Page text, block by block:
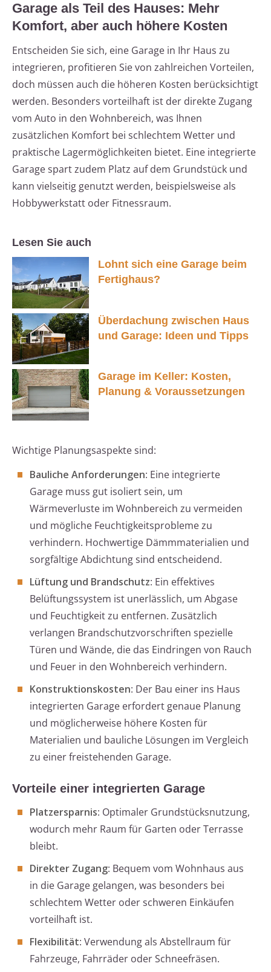
Garage als Teil des Hauses: Mehr
Komfort, aber auch höhere Kosten
Entscheiden Sie sich, eine Garage in Ihr Haus zu
integrieren, profitieren Sie von zahlreichen Vorteilen,
doch müssen auch die höheren Kosten berücksichtigt
werden. Besonders vorteilhaft ist der direkte Zugang
vom Auto in den Wohnbereich, was Ihnen
zusätzlichen Komfort bei schlechtem Wetter und
praktische Lagermöglichkeiten bietet. Eine integrierte
Garage spart zudem Platz auf dem Grundstück und
kann vielseitig genutzt werden, beispielsweise als
Hobbywerkstatt oder Fitnessraum.
Lesen Sie auch
Lohnt sich eine Garage beim
Fertighaus?
Überdachung zwischen Haus
und Garage: Ideen und Tipps
Garage im Keller: Kosten,
Planung & Voraussetzungen
Wichtige Planungsaspekte sind:
Bauliche Anforderungen: Eine integrierte
Garage muss gut isoliert sein, um
Wärmeverluste im Wohnbereich zu vermeiden
und mögliche Feuchtigkeitsprobleme zu
verhindern. Hochwertige Dämmmaterialien und
sorgfältige Abdichtung sind entscheidend.
Lüftung und Brandschutz: Ein effektives
Belüftungssystem ist unerlässlich, um Abgase
und Feuchtigkeit zu entfernen. Zusätzlich
verlangen Brandschutzvorschriften spezielle
Türen und Wände, die das Eindringen von Rauch
und Feuer in den Wohnbereich verhindern.
Konstruktionskosten: Der Bau einer ins Haus
integrierten Garage erfordert genaue Planung
und möglicherweise höhere Kosten für
Materialien und bauliche Lösungen im Vergleich
zu einer freistehenden Garage.
Vorteile einer integrierten Garage
Platzersparnis: Optimaler Grundstücksnutzung,
wodurch mehr Raum für Garten oder Terrasse
bleibt.
Direkter Zugang: Bequem vom Wohnhaus aus
in die Garage gelangen, was besonders bei
schlechtem Wetter oder schweren Einkäufen
vorteilhaft ist.
Flexibilität: Verwendung als Abstellraum für
Fahrzeuge, Fahrräder oder Schneefräsen.